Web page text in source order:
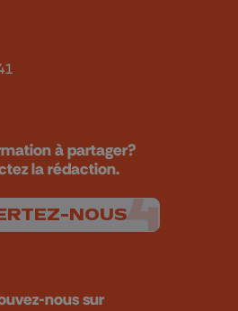
à partager?
la rédaction.
NOUS
nous sur